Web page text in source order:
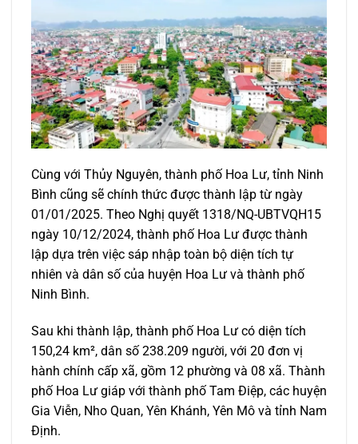
Cùng với Thủy Nguyên, thành phố Hoa Lư, tỉnh Ninh
Bình cũng sẽ chính thức được thành lập từ ngày
01/01/2025. Theo Nghị quyết 1318/NQ-UBTVQH15
ngày 10/12/2024, thành phố Hoa Lư được thành
lập dựa trên việc sáp nhập toàn bộ diện tích tự
nhiên và dân số của huyện Hoa Lư và thành phố
Ninh Bình.
Sau khi thành lập, thành phố Hoa Lư có diện tích
150,24 km², dân số 238.209 người, với 20 đơn vị
hành chính cấp xã, gồm 12 phường và 08 xã. Thành
phố Hoa Lư giáp với thành phố Tam Điệp, các huyện
Gia Viễn, Nho Quan, Yên Khánh, Yên Mô và tỉnh Nam
Định.